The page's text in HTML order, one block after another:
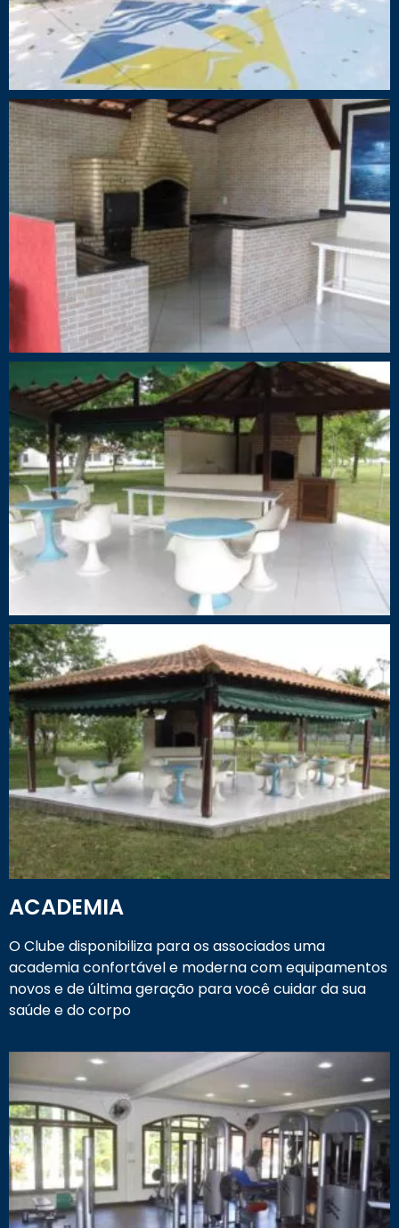
ACADEMIA
O Clube disponibiliza para os associados uma
academia confortável e moderna com equipamentos
novos e de última geração para você cuidar da sua
saúde e do corpo